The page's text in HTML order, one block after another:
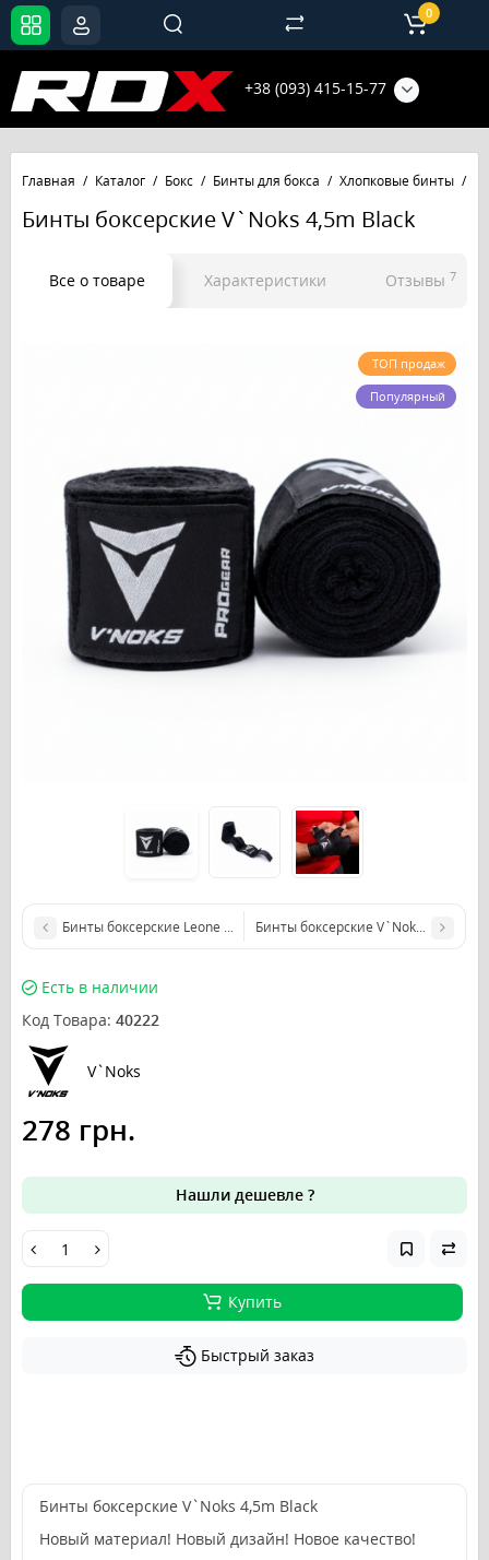
+38 (093) 415-15-77
0
Главная Каталог Бокс Бинты для бокса Хлопковые бинты
Бинты боксерские V`Noks 4,5m Black
Все о товаре Характеристики Отзывы 7
ТОП продаж
Популярный
Бинты боксерские Leone Italy 4,5мБинты боксерские V`Noks 4,5m Red
Есть в наличии
Код Товара: 40222
V`Noks
278 грн.
Нашли дешевле ?
Купить
Быстрый заказ
Бинты боксерские V`Noks 4,5m Black
Новый материал! Новый дизайн! Новое качество!